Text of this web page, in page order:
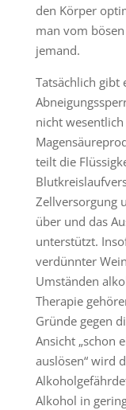
den Körper
man vom
jemand.
Tatsächlich gibt
nicht
teilt die
Zellversorgung
über und das
unterstützt.
verdünnter
Umständen
Therapie
Gründe gegen
Ansicht „schon
auslösen“ wird
Alkohol in